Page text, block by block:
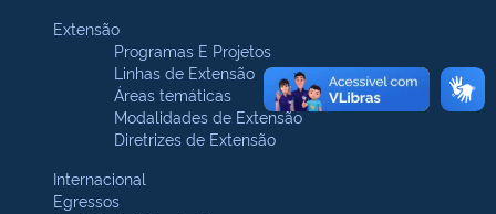
Extensão
Programas E Projetos
Linhas de Extensão
Áreas temáticas
Modalidades de Extensão
Diretrizes de Extensão
Internacional
Egressos